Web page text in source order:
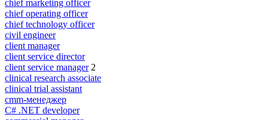
chief marketing officer
chief operating officer
chief technology officer
civil engineer
client manager
client service director
client service manager 2
clinical research associate
clinical trial assistant
cmm-менеджер
C# .NET developer